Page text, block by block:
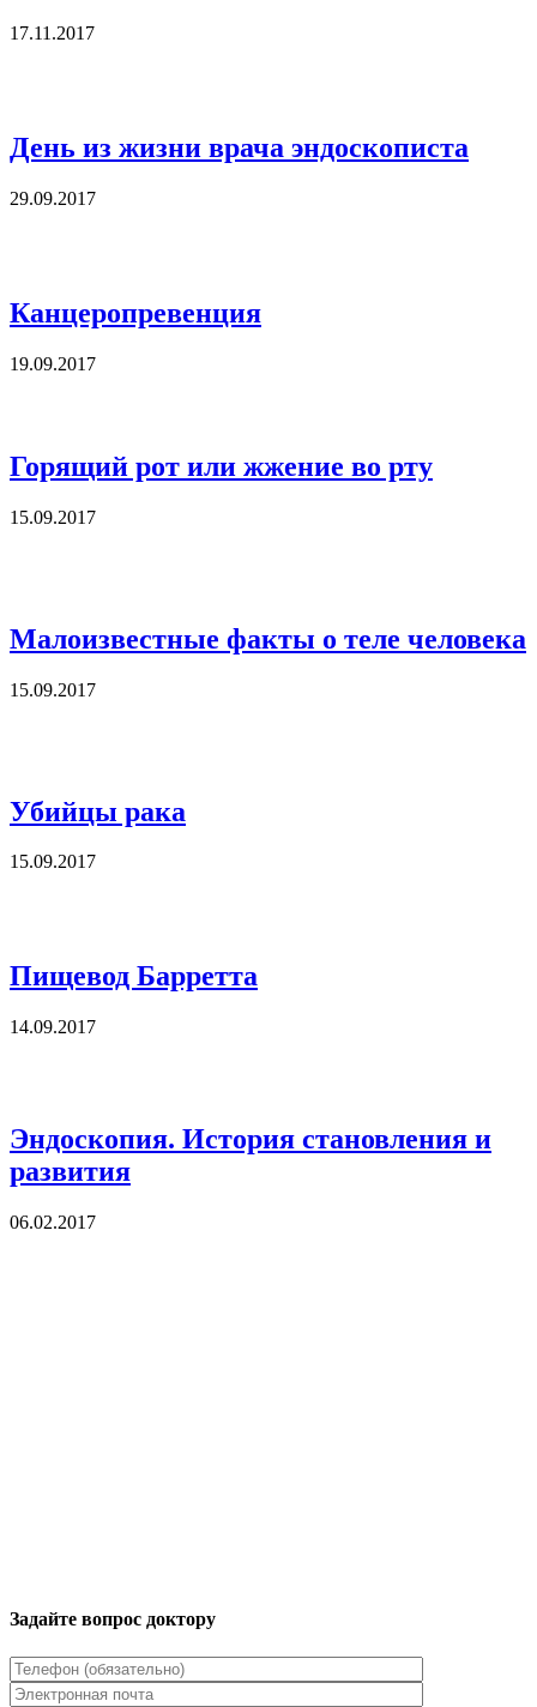
17.11.2017
День из жизни врача эндоскописта
29.09.2017
Канцеропревенция
19.09.2017
Горящий рот или жжение во рту
15.09.2017
Малоизвестные факты о теле человека
15.09.2017
Убийцы рака
15.09.2017
Пищевод Барретта
14.09.2017
Эндоскопия. История становления и
развития
06.02.2017
Задайте вопрос доктору